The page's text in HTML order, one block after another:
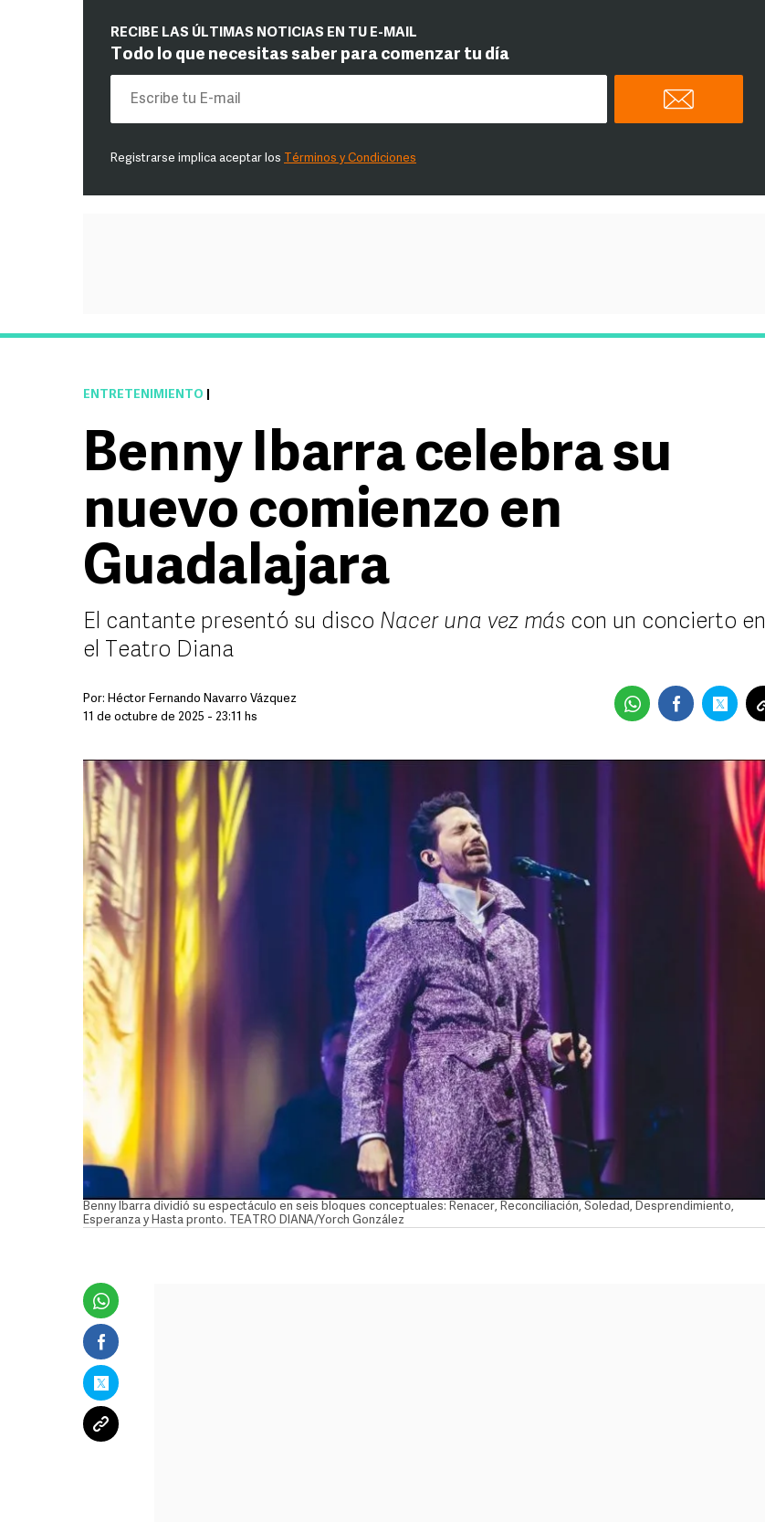
RECIBE LAS ÚLTIMAS NOTICIAS EN TU E-MAIL
Todo lo que necesitas saber para comenzar tu día
Registrarse implica aceptar los Términos y Condiciones
ENTRETENIMIENTO
Benny Ibarra celebra su
nuevo comienzo en
Guadalajara
El cantante presentó su disco Nacer una vez más con un concierto en
el Teatro Diana
Por: Héctor Fernando Navarro Vázquez
11 de octubre de 2025 - 23:11 hs
Benny Ibarra dividió su espectáculo en seis bloques conceptuales: Renacer, Reconciliación, Soledad, Desprendimiento,
Esperanza y Hasta pronto. TEATRO DIANA/Yorch González